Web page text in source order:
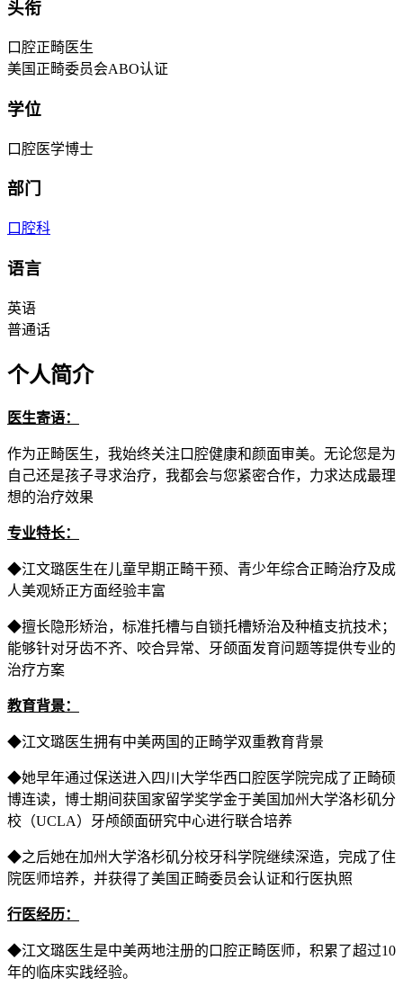
头衔
口腔正畸医生
美国正畸委员会ABO认证
学位
口腔医学博士
部门
口腔科
语言
英语
普通话
个人简介
医生寄语：
作为正畸医生，我始终关注口腔健康和颜面审美。无论您是为
自己还是孩子寻求治疗，我都会与您紧密合作，力求达成最理
想的治疗效果
专业特长：
◆江文璐医生在儿童早期正畸干预、青少年综合正畸治疗及成
人美观矫正方面经验丰富
◆擅长隐形矫治，标准托槽与自锁托槽矫治及种植支抗技术；
能够针对牙齿不齐、咬合异常、牙颌面发育问题等提供专业的
治疗方案
教育背景：
◆江文璐医生拥有中美两国的正畸学双重教育背景
◆她早年通过保送进入四川大学华西口腔医学院完成了正畸硕
博连读，博士期间获国家留学奖学金于美国加州大学洛杉矶分
校（UCLA）牙颅颌面研究中心进行联合培养
◆之后她在加州大学洛杉矶分校牙科学院继续深造，完成了住
院医师培养，并获得了美国正畸委员会认证和行医执照
行医经历：
◆江文璐医生是中美两地注册的口腔正畸医师，积累了超过10
年的临床实践经验。